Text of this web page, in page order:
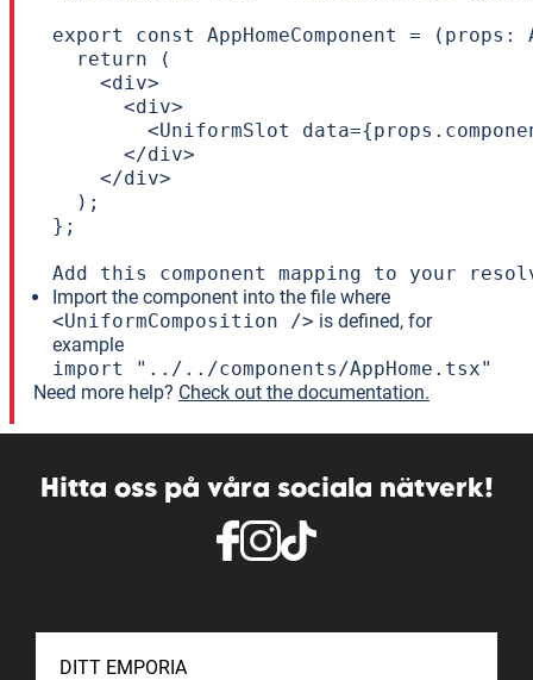
export const AppHomeComponent = (props:
  return (
    <div>
      <div>
<UniformSlot
      </div>
    </div>
  );
};
Add this component mapping to your
Import the component into the file where
<UniformComposition /> is defined, for
example
import "../../components/AppHome.tsx"
Need more help? Check out the documentation.
Hitta oss på våra sociala nätverk!
DITT EMPORIA